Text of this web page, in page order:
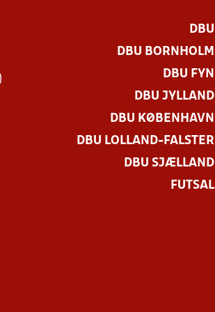
DBU
DBU BORNHOLM
DBU FYN
DBU JYLLAND
DBU KØBENHAVN
DBU LOLLAND-FALSTER
DBU SJÆLLAND
FUTSAL